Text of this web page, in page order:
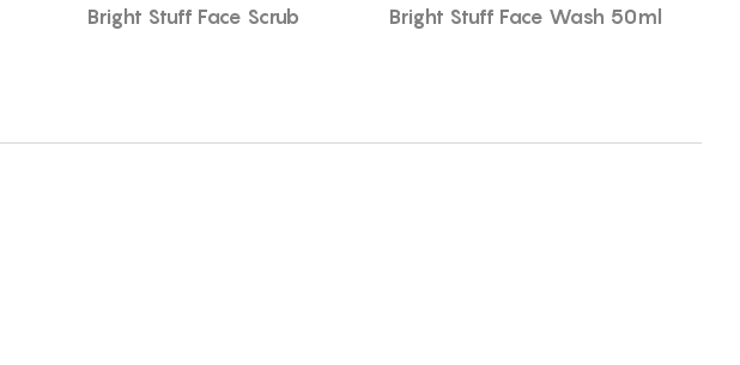
Bright Stuff Face Scrub Bright Stuff Face Wash 50ml